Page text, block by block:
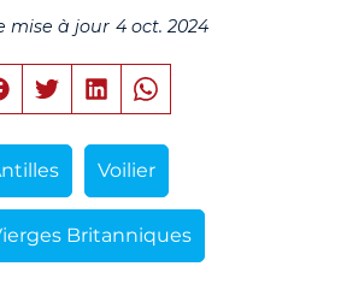
mise à jour 4 oct. 2024
Voilier
Britanniques